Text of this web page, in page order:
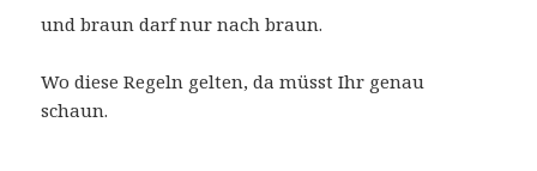
und braun darf nur nach braun.
Wo diese Regeln gelten, da müsst Ihr genau
schaun.